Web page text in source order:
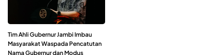
Tim Ahli Gubernur Jambi Imbau
Masyarakat Waspada Pencatutan
Nama Gubernur dan Modus